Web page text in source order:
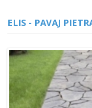
ELIS - PAVAJ